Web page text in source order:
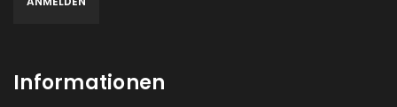
Informationen